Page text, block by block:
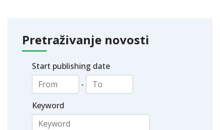
Pretraživanje novosti
Start publishing date
-
Keyword